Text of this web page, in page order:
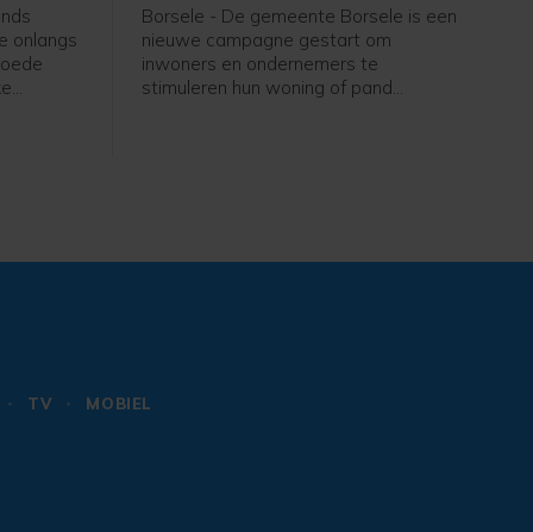
onlangs
Borsele - De gemeente Borsele is een
nieuwe campagne gestart om
inwoners en ondernemers te
stimuleren hun woning of pand
TV
MOBIEL